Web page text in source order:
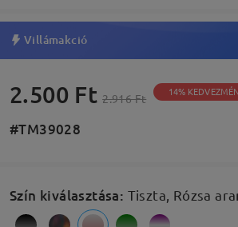
Villámakció
2.500 Ft 2.916 Ft 14%
#TM39028
Szín kiválasztása: Tiszta, Rózsa